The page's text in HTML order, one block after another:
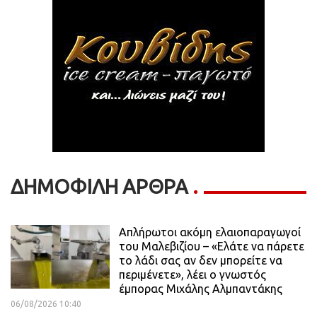
ΔΗΜΟΦΙΛΗ ΑΡΘΡΑ
Απλήρωτοι ακόμη ελαιοπαραγωγοί
του Μαλεβιζίου – «Ελάτε να πάρετε
το λάδι σας αν δεν μπορείτε να
περιμένετε», λέει ο γνωστός
έμπορας Μιχάλης Αλμπαντάκης
06/08/2026 10:40